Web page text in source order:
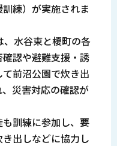
訓練）が実施されま
水谷東と榎町の各
認や避難支援・誘
前沼公園で炊き出
災害対応の確認が
訓練に参加し、要
出しなどに協力し